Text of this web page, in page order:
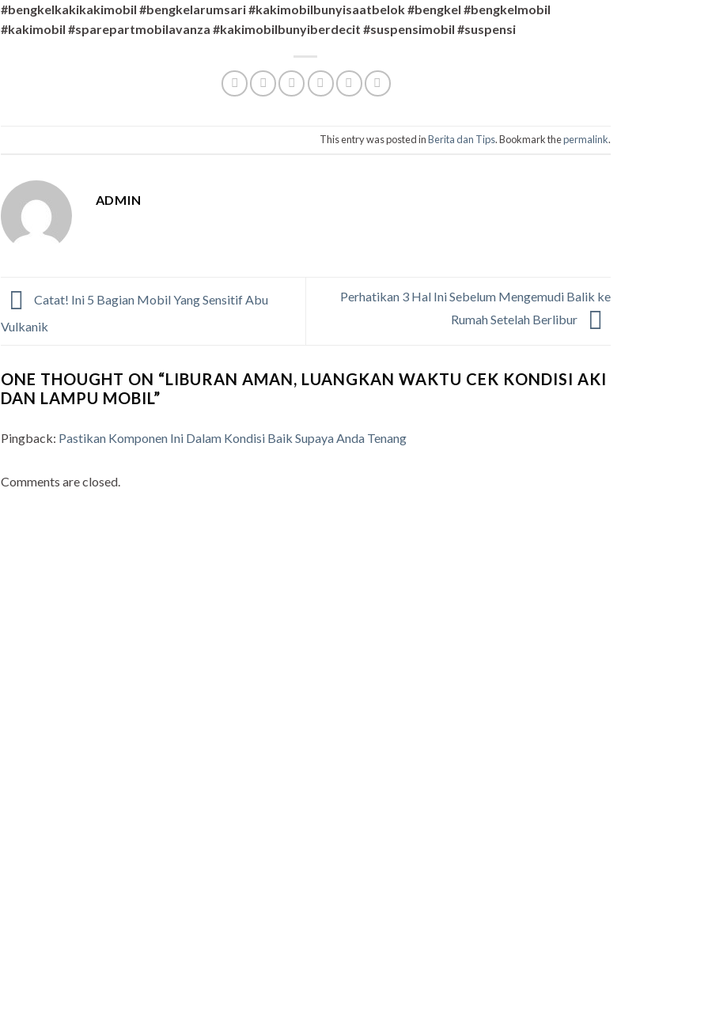
#bengkelkakikakimobil #bengkelarumsari #kakimobilbunyisaatbelok #bengkel #bengkelmobil
#kakimobil #sparepartmobilavanza #kakimobilbunyiberdecit #suspensimobil #suspensi
This entry was posted inBerita dan Tips. Bookmark thepermalink.
ADMIN
Catat! Ini 5 Bagian Mobil Yang Sensitif Abu
Vulkanik
Perhatikan 3 Hal Ini Sebelum Mengemudi Balik ke
Rumah Setelah Berlibur
ONE THOUGHT ON “LIBURAN AMAN, LUANGKAN WAKTU CEK KONDISI AKI
DAN LAMPU MOBIL”
Pingback: Pastikan Komponen Ini Dalam Kondisi Baik Supaya Anda Tenang
Comments are closed.